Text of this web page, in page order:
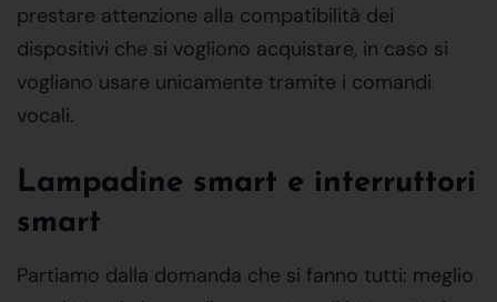
prestare attenzione alla compatibilità dei
dispositivi che si vogliono acquistare, in caso si
vogliano usare unicamente tramite i comandi
vocali.
Lampadine smart e interruttori
smart
Partiamo dalla domanda che si fanno tutti: meglio